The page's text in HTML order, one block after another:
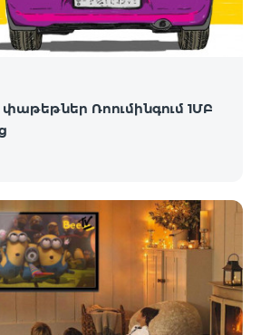
հնարավորություն է
ապրող
Ռոումինգում 1ՄԲ